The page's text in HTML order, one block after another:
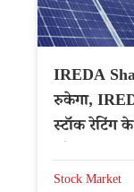
IREDA
रुकेगा,
स्टॉक रेटिंग
Stock Market